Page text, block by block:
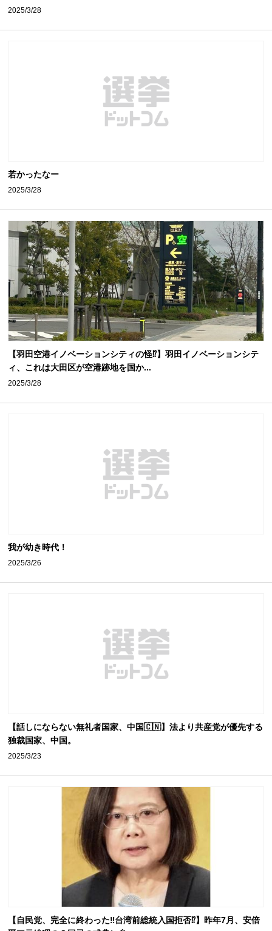
2025/3/28
若かったなー
2025/3/28
【羽田空港イノベーションシティの怪⁉️】羽田イノベーションシテ
ィ、これは大田区が空港跡地を国か...
2025/3/28
我が幼き時代！
2025/3/26
【話しにならない無礼者国家、中国🇨🇳】法より共産党が優先する
独裁国家、中国。
2025/3/23
【自民党、完全に終わった‼️台湾前総統入国拒否⁉️】昨年7月、安倍